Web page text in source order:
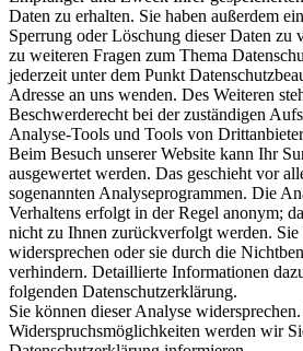
Daten zu erhalten. Sie haben außerdem
Sperrung oder Löschung dieser Daten zu
zu weiteren Fragen zum Thema
jederzeit unter dem Punkt
Adresse an uns wenden. Des Weiteren
Beschwerderecht bei der zuständigen
Analyse-Tools und Tools von
Beim Besuch unserer Website kann Ihr
ausgewertet werden. Das geschieht vor
sogenannten Analyseprogrammen. Die
Verhaltens erfolgt in der Regel anonym;
nicht zu Ihnen zurückverfolgt werden. Sie
widersprechen oder sie durch die
verhindern. Detaillierte Informationen
folgenden Datenschutzerklärung.
Sie können dieser Analyse
Widerspruchsmöglichkeiten werden wir